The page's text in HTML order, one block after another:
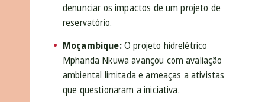
denunciar os impactos de um projeto de
reservatório.
Moçambique:O projeto hidrelétrico
Mphanda Nkuwa avançou com avaliação
ambiental limitada e ameaças a ativistas
que questionaram a iniciativa.